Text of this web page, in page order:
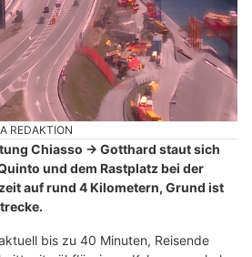
REDAKTION
Chiasso → Gotthard staut sich
und dem Rastplatz bei der
auf rund 4 Kilometern, Grund ist
bis zu 40 Minuten, Reisende